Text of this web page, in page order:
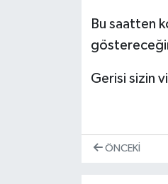
Bu saatten
Gerisi sizin
ÖNCEKI